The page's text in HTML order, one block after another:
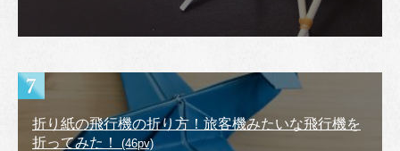
折り紙の飛行機の折り方！旅客機みたいな飛行機を
折ってみた！
(46pv)